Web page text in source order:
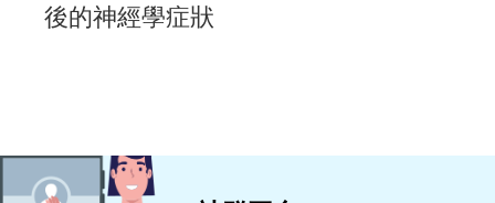
後的神經學症狀